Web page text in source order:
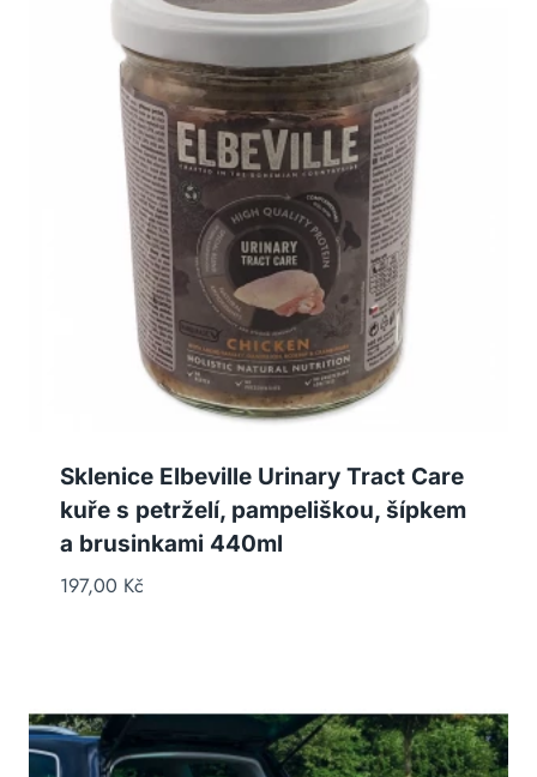
Sklenice Elbeville Urinary Tract Care
kuře s petrželí, pampeliškou, šípkem
a brusinkami 440ml
197,00 Kč